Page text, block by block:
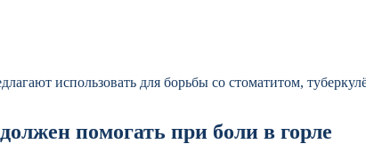
использовать для борьбы со стоматитом,
помогать при боли в горле